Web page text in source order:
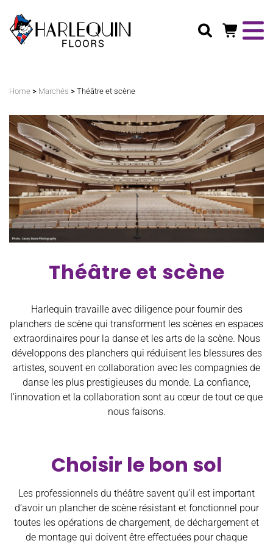
Home > Marchés > Théâtre et scène
Théâtre et scène
Harlequin travaille avec diligence pour fournir des
planchers de scène qui transforment les scènes en espaces
extraordinaires pour la danse et les arts de la scène. Nous
développons des planchers qui réduisent les blessures des
artistes, souvent en collaboration avec les compagnies de
danse les plus prestigieuses du monde. La confiance,
l’innovation et la collaboration sont au cœur de tout ce que
nous faisons.
Choisir le bon sol
Les professionnels du théâtre savent qu’il est important
d’avoir un plancher de scène résistant et fonctionnel pour
toutes les opérations de chargement, de déchargement et
de montage qui doivent être effectuées pour chaque